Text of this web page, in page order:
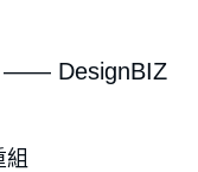
—— DesignBIZ